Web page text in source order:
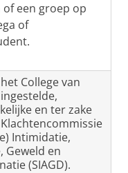
een groep op
of
College van
en ter zake
Intimidatie,
Geweld en
(SIAGD).